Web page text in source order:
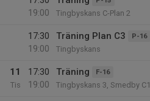
19:00
Tingbyskans C-Plan 2
17:30
19:00
Träning Plan C3 P-16
Tingbyskans
11
Tis
17:30
19:00
Träning F-16
Tingbyskans 3, Smedby C1